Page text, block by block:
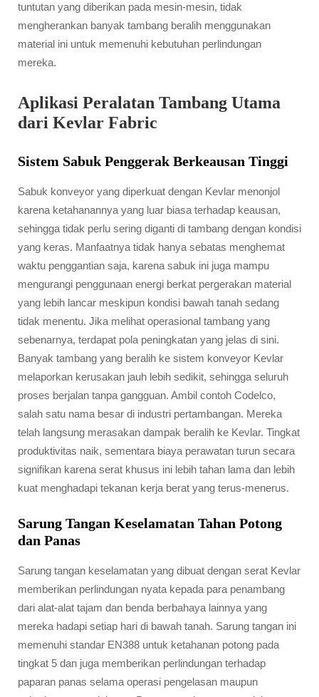
tuntutan yang diberikan pada mesin-mesin, tidak
mengherankan banyak tambang beralih menggunakan
material ini untuk memenuhi kebutuhan perlindungan
mereka.
Aplikasi Peralatan Tambang Utama
dari Kevlar Fabric
Sistem Sabuk Penggerak Berkeausan Tinggi
Sabuk konveyor yang diperkuat dengan Kevlar menonjol
karena ketahanannya yang luar biasa terhadap keausan,
sehingga tidak perlu sering diganti di tambang dengan kondisi
yang keras. Manfaatnya tidak hanya sebatas menghemat
waktu penggantian saja, karena sabuk ini juga mampu
mengurangi penggunaan energi berkat pergerakan material
yang lebih lancar meskipun kondisi bawah tanah sedang
tidak menentu. Jika melihat operasional tambang yang
sebenarnya, terdapat pola peningkatan yang jelas di sini.
Banyak tambang yang beralih ke sistem konveyor Kevlar
melaporkan kerusakan jauh lebih sedikit, sehingga seluruh
proses berjalan tanpa gangguan. Ambil contoh Codelco,
salah satu nama besar di industri pertambangan. Mereka
telah langsung merasakan dampak beralih ke Kevlar. Tingkat
produktivitas naik, sementara biaya perawatan turun secara
signifikan karena serat khusus ini lebih tahan lama dan lebih
kuat menghadapi tekanan kerja berat yang terus-menerus.
Sarung Tangan Keselamatan Tahan Potong
dan Panas
Sarung tangan keselamatan yang dibuat dengan serat Kevlar
memberikan perlindungan nyata kepada para penambang
dari alat-alat tajam dan benda berbahaya lainnya yang
mereka hadapi setiap hari di bawah tanah. Sarung tangan ini
memenuhi standar EN388 untuk ketahanan potong pada
tingkat 5 dan juga memberikan perlindungan terhadap
paparan panas selama operasi pengelasan maupun